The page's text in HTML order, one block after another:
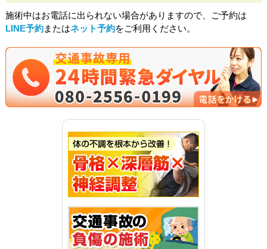
施術中はお電話に出られない場合がありますので、ご予約は
LINE予約またはネット予約をご利用ください。